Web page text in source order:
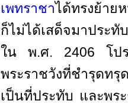
เพทราชาได้ทรงย้าย
ก็ไม่ได้เสด็จมาประทั
ใน พ.ศ. 2406 โป
พระราชวังที่ชำรุดท
เป็นที่ประทับ และพร